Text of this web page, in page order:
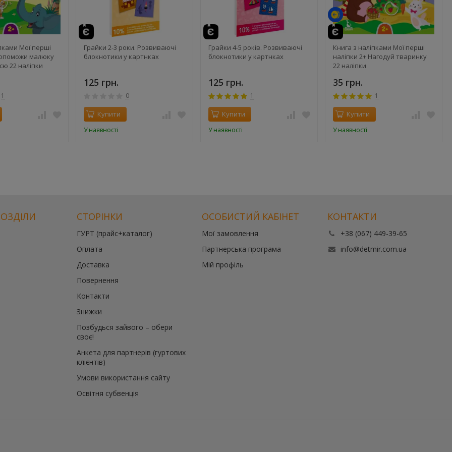
Мої перші
малюку
22 наліпки
1
Грайки 2-3 роки. Розвиваючі
блокнотики у картнках
125 грн.
0
Купити
У наявності
Грайки 4-5 років. Розвиваючі
блокнотики у картнках
125 грн.
1
Купити
У наявності
Книга з наліпками Мої перші
наліпки 2+ Нагодуй тваринку
22 наліпки
35 грн.
1
Купити
У наявності
СТОРІНКИ
ГУРТ (прайс+каталог)
Оплата
Доставка
Повернення
Контакти
Знижки
Позбудься зайвого – обери
своє!
Анкета для партнерів (гуртових
клієнтів)
Умови використання сайту
Освітня субвенція
ОСОБИСТИЙ КАБІНЕТ
Мої замовлення
Партнерська програма
Мій профіль
КОНТАКТИ
+38 (067) 449-39-65
info@detmir.com.ua